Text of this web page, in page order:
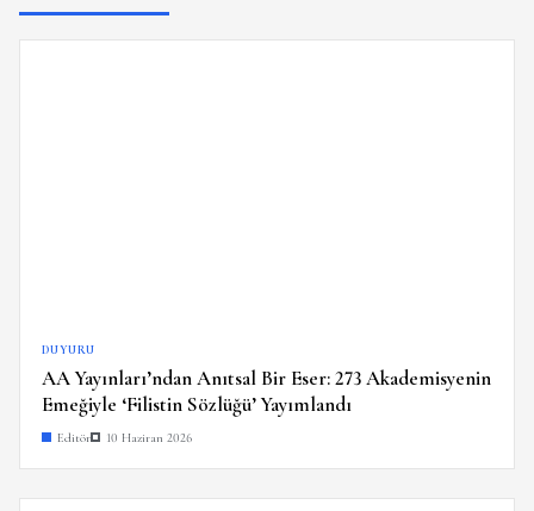
DUYURU
AA Yayınları’ndan Anıtsal Bir Eser: 273 Akademisyenin
Emeğiyle ‘Filistin Sözlüğü’ Yayımlandı
Editör 10 Haziran 2026